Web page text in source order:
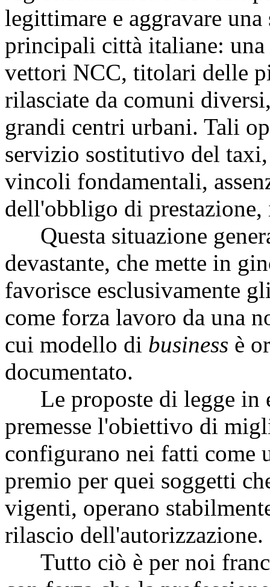
legittimare e aggravare
principali città italiane: una
vettori NCC, titolari delle
rilasciate da comuni
grandi centri urbani. Tali
servizio sostitutivo del taxi,
vincoli fondamentali,
dell'obbligo di
Questa situazione
devastante, che mette in
favorisce esclusivamente
come forza lavoro da una
cui modello di business è
documentato.
Le proposte di legge in
premesse l'obiettivo di
configurano nei fatti come
premio per quei soggetti
vigenti, operano
rilascio dell'autorizzazione.
Tutto ciò è per noi